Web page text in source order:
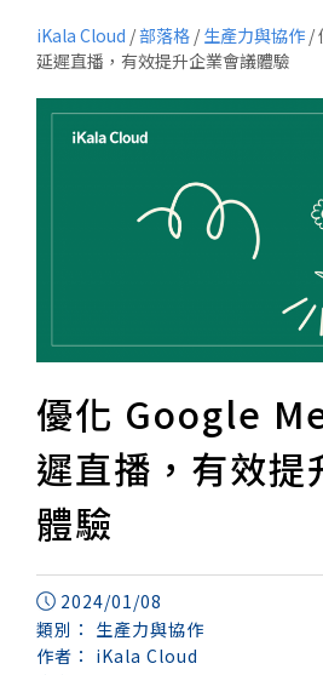
iKala Cloud /部落格 / 生產力與協作 /
延遲直播，有效提升企業會議體驗
優化 Google
遲直播，有效提
體驗
2024/01/08
類別： 生產力與協作
作者： iKala Cloud